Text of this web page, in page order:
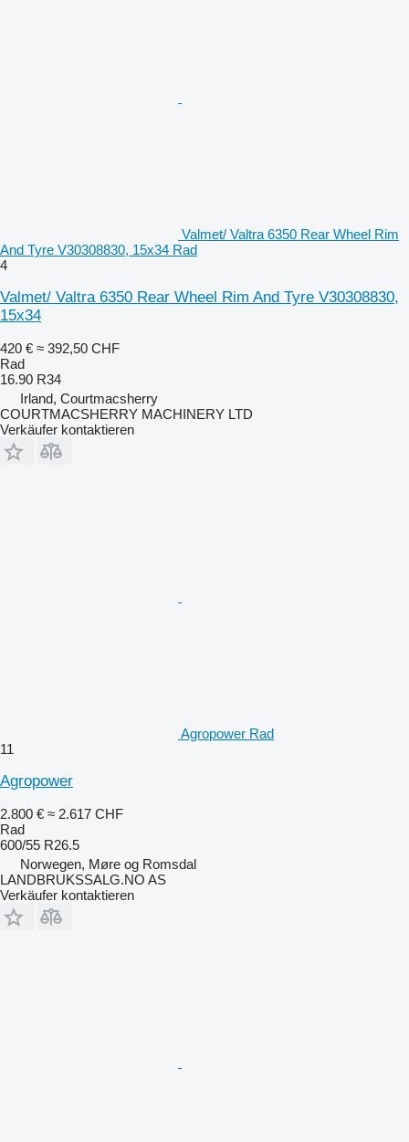
Valmet/ Valtra 6350 Rear Wheel Rim
And Tyre V30308830, 15x34 Rad
4
Valmet/ Valtra 6350 Rear Wheel Rim And Tyre V30308830,
15x34
420 € ≈ 392,50 CHF
Rad
16.90 R34
Irland, Courtmacsherry
COURTMACSHERRY MACHINERY LTD
Verkäufer kontaktieren
Agropower Rad
11
Agropower
2.800 € ≈ 2.617 CHF
Rad
600/55 R26.5
Norwegen, Møre og Romsdal
LANDBRUKSSALG.NO AS
Verkäufer kontaktieren